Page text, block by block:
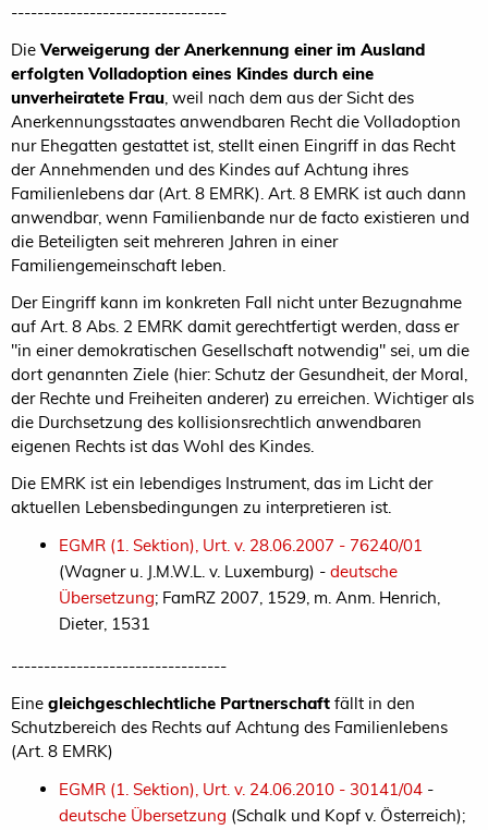
---------------------------------
Die Verweigerung der Anerkennung einer im Ausland
erfolgten Volladoption eines Kindes durch eine
unverheiratete Frau, weil nach dem aus der Sicht des
Anerkennungsstaates anwendbaren Recht die Volladoption
nur Ehegatten gestattet ist, stellt einen Eingriff in das Recht
der Annehmenden und des Kindes auf Achtung ihres
Familienlebens dar (Art. 8 EMRK). Art. 8 EMRK ist auch dann
anwendbar, wenn Familienbande nur de facto existieren und
die Beteiligten seit mehreren Jahren in einer
Familiengemeinschaft leben.
Der Eingriff kann im konkreten Fall nicht unter Bezugnahme
auf Art. 8 Abs. 2 EMRK damit gerechtfertigt werden, dass er
"in einer demokratischen Gesellschaft notwendig" sei, um die
dort genannten Ziele (hier: Schutz der Gesundheit, der Moral,
der Rechte und Freiheiten anderer) zu erreichen. Wichtiger als
die Durchsetzung des kollisionsrechtlich anwendbaren
eigenen Rechts ist das Wohl des Kindes.
Die EMRK ist ein lebendiges Instrument, das im Licht der
aktuellen Lebensbedingungen zu interpretieren ist.
EGMR (1. Sektion), Urt. v. 28.06.2007 - 76240/01
(Wagner u. J.M.W.L. v. Luxemburg) - deutsche
Übersetzung; FamRZ 2007, 1529, m. Anm. Henrich,
Dieter, 1531
---------------------------------
Eine gleichgeschlechtliche Partnerschaft fällt in den
Schutzbereich des Rechts auf Achtung des Familienlebens
(Art. 8 EMRK)
EGMR (1. Sektion), Urt. v. 24.06.2010 - 30141/04 -
deutsche Übersetzung (Schalk und Kopf v. Österreich);